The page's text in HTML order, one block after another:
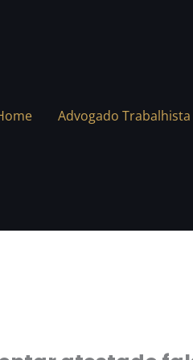
Advogado Trabalhista